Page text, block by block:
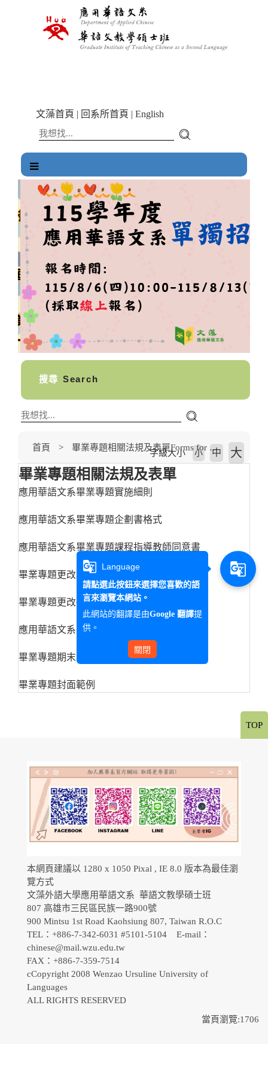
文藻首頁 | 回系所首頁 | English
搜尋 Search
首頁 畢業專題相關法規及表單Forms for Graduation Project
字級大小 小 中 大
畢業專題相關法規及表單
應用華語文系畢業專題實施細則
應用華語文系畢業專題企劃書格式
應用華語文系畢業專題課程指導教師同意書
畢業專題更改項目申請書
畢業專題更改研究內容申請書
應用華語文系畢業專題展示要點
畢業專題期末審查評分表
畢業專題封面範例
本網頁建議以 1280 x 1050 Pixal , IE 8.0 版本為最佳瀏
覽方式
文藻外語大學應用華語文系 華語文教學碩士班
807 高雄市三民區民族一路900號
900 Mintsu 1st Road Kaohsiung 807, Taiwan R.O.C
TEL：+886-7-342-6031 #5101-5104 E-mail：
chinese@mail.wzu.edu.tw
FAX：+886-7-359-7514
cCopyright 2008 Wenzao Ursuline University of
Languages
ALL RIGHTS RESERVED
當頁瀏覽:1706
TOP
g_translate Language
請點選此按鈕來選擇您喜歡的語
言來瀏覽本網站。
此網站的翻譯是由Google 翻譯提
供。
關閉
g_translate